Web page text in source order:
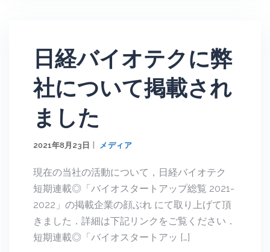
日経バイオテクに弊
社について掲載され
ました
2021年8月23日 メディア
現在の当社の活動について，日経バイオテク
短期連載◎「バイオスタートアップ総覧 2021-
2022」の掲載企業の顔ぶれ にて取り上げて頂
きました．詳細は下記リンクをご覧ください．
短期連載◎「バイオスタートアッ […]